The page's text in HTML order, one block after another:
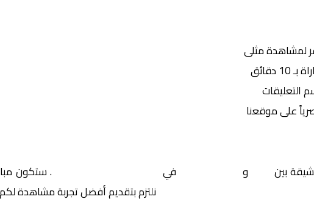
لمشاهدة مثلى
دقائق
التعليقات
على موقعنا
بين وأولمبيك ليون في
. ستكون
نلتزم بتقديم أفضل تجربة مشاهدة